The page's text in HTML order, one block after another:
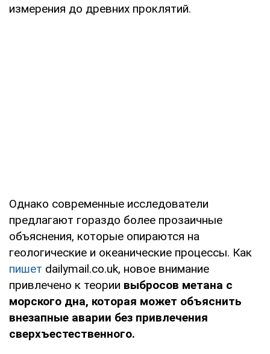
измерения до древних проклятий.
Однако современные исследователи
предлагают гораздо более прозаичные
объяснения, которые опираются на
геологические и океанические процессы. Как
пишет dailymail.co.uk, новое внимание
привлечено к теории выбросов метана с
морского дна, которая может объяснить
внезапные аварии без привлечения
сверхъестественного.